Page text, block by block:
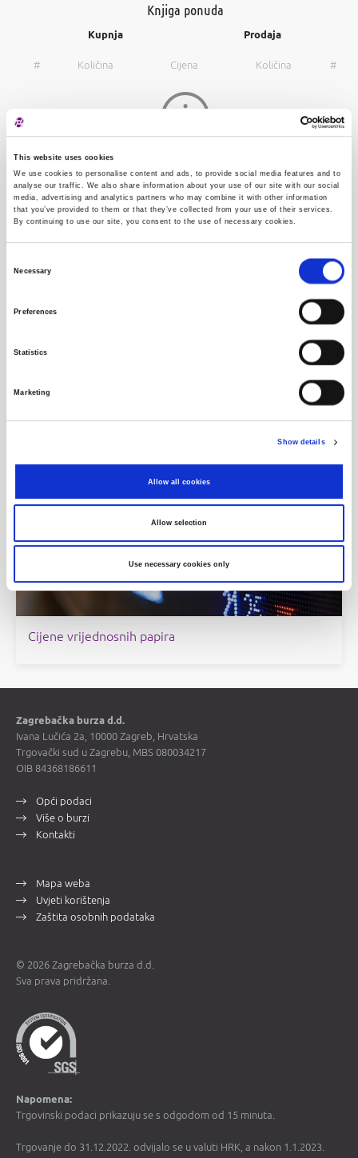
This website uses cookies
We use cookies to personalise content and ads, to provide social media features and to
analyse our traffic. We also share information about your use of our site with our social
media, advertising and analytics partners who may combine it with other information
that you’ve provided to them or that they’ve collected from your use of their services.
By continuing to use our site, you consent to the use of necessary cookies.
Necessary
Preferences
Statistics
Marketing
Show details
Allow all cookies
Allow selection
Use necessary cookies only
Knjiga ponuda
Kupnja Prodaja
# Količina Cijena Količina #
386,00
105,00
Cijene vrijednosnih papira
Zagrebačka burza d.d.
Ivana Lučića 2a, 10000 Zagreb, Hrvatska
Trgovački sud u Zagrebu, MBS 080034217
OIB 84368186611
Opći podaci
Više o burzi
Kontakti
Mapa weba
Uvjeti korištenja
Zaštita osobnih podataka
© 2026 Zagrebačka burza d.d.
Sva prava pridržana.
Napomena:
Trgovinski podaci prikazuju se s odgodom od 15 minuta.
Trgovanje do 31.12.2022. odvijalo se u valuti HRK, a nakon 1.1.2023.